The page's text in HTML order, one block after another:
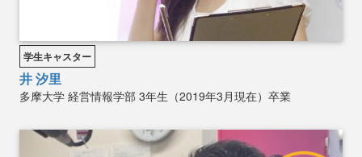
学生キャスター
井 汐里
多摩大学 経営情報学部 3年生（2019年3月現在）卒業